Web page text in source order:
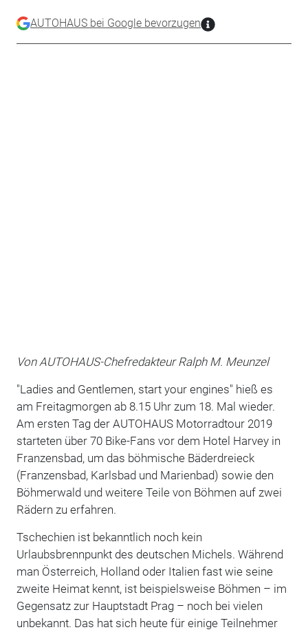
AUTOHAUS bei Google bevorzugen
Von AUTOHAUS-Chefredakteur Ralph M. Meunzel
"Ladies and Gentlemen, start your engines" hieß es
am Freitagmorgen ab 8.15 Uhr zum 18. Mal wieder.
Am ersten Tag der AUTOHAUS Motorradtour 2019
starteten über 70 Bike-Fans vor dem Hotel Harvey in
Franzensbad, um das böhmische Bäderdreieck
(Franzensbad, Karlsbad und Marienbad) sowie den
Böhmerwald und weitere Teile von Böhmen auf zwei
Rädern zu erfahren.
Tschechien ist bekanntlich noch kein
Urlaubsbrennpunkt des deutschen Michels. Während
man Österreich, Holland oder Italien fast wie seine
zweite Heimat kennt, ist beispielsweise Böhmen – im
Gegensatz zur Hauptstadt Prag – noch bei vielen
unbekannt. Das hat sich heute für einige Teilnehmer